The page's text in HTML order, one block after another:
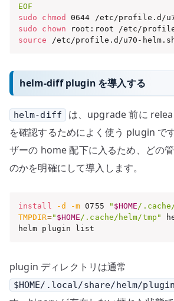
EOF
sudo
chmod
sudo
chown
source
/etc/profile.d/u70-
helm-diff plugin を導入する
helm-diff
は、upgrade 前に
を確認するためによく使う plugin で
ザーの home 配下に入るため、どの
のかを明確にして導入します。
install -d -m 0755 " $HOME/
TMPDIR=" $HOME/.cache/helm/tmp"
helm plugin list
plugin ディレクトリは通常
$HOME/.local/share/helm/